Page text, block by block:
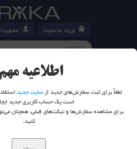
ورود به سایت عضویت/
کارت خرید
شما اینجا هستید:خانه تگ ها private - رایکا امپرا
اطلاعیه
لطفاً برای ثبت سفارش‌های جدید ازسایت جدید
است یک حساب کاربری جدید
برای مشاهده سفارش‌ها و تیکت‌های قبلی، همچنان
کنید.